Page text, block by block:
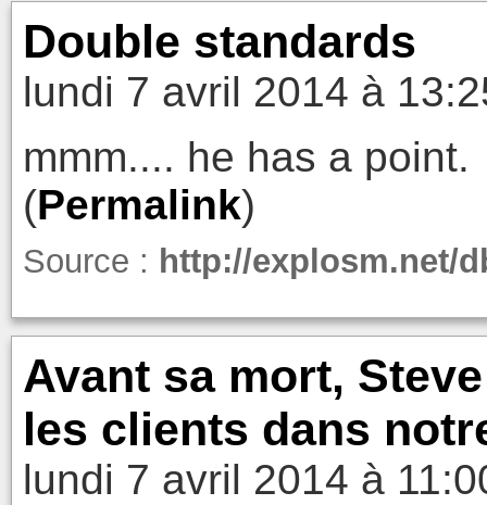
Double standards
lundi 7 avril 2014 à
mmm.... he has a point.
(Permalink)
Source : http://explosm.net/
Avant sa mort,
les clients dans
lundi 7 avril 2014 à